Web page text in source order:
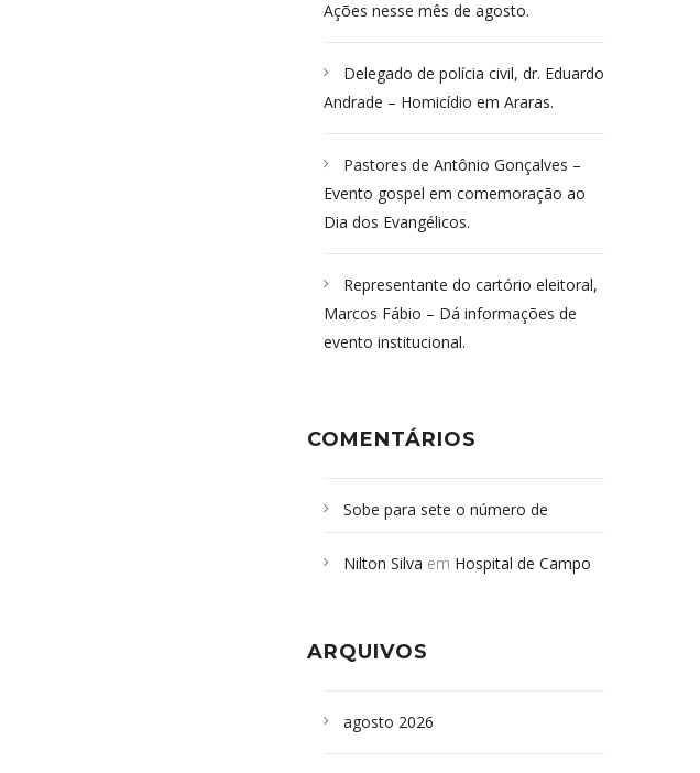
Ações nesse mês de agosto.
Delegado de polícia civil, dr. Eduardo
Andrade – Homicídio em Araras.
Pastores de Antônio Gonçalves –
Evento gospel em comemoração ao
Dia dos Evangélicos.
Representante do cartório eleitoral,
Marcos Fábio – Dá informações de
evento institucional.
COMENTÁRIOS
Sobe para sete o número de
desabamento em São Paulo - Revista
sepultados em SP
Nilton Silva em Hospital de Campo
ARQUIVOS
agosto 2026